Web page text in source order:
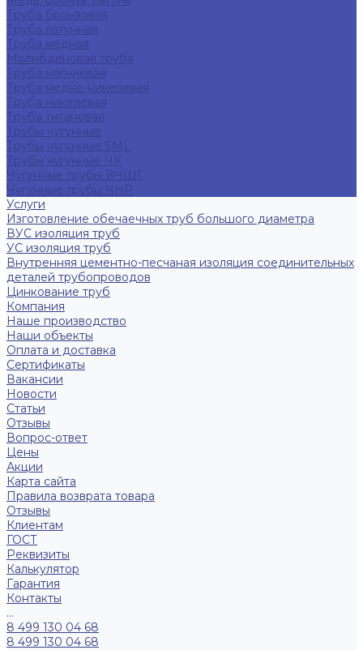
Труба бронзовая
Труба латунная
Труба медная
Молибденовая труба
Труба магниевая
Труба медно-никелевая
Труба никелевая
Труба титановая
Трубы чугунные
Трубы чугунные SML
Трубы чугунные ЧК
Чугунные трубы ВЧШГ
Чугунные трубы ЧНР
Услуги
Изготовление обечаечных труб большого диаметра
ВУС изоляция труб
УС изоляция труб
Внутренняя цементно-песчаная изоляция соединительных
деталей трубопроводов
Цинкование труб
Компания
Наше производство
Наши объекты
Оплата и доставка
Сертификаты
Вакансии
Новости
Статьи
Отзывы
Вопрос-ответ
Цены
Акции
Карта сайта
Правила возврата товара
Отзывы
Клиентам
ГОСТ
Реквизиты
Калькулятор
Гарантия
Контакты
...
8 499 130 04 68
8 499 130 04 68